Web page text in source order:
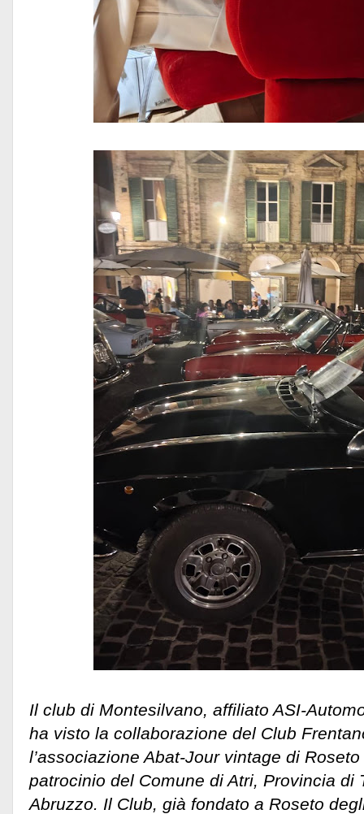
Il club di Montesilvano, affiliato ASI-
ha visto la collaborazione del Club
l’associazione Abat-Jour vintage di
patrocinio del Comune di Atri, Provincia di
Abruzzo. Il Club, già fondato a Roseto